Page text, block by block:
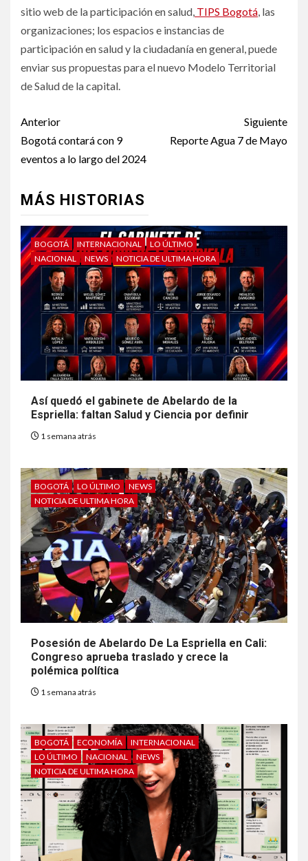
sitio web de la participación en salud, TIPS Bogotá, las
organizaciones; los espacios e instancias de
participación en salud y la ciudadanía en general, puede
enviar sus propuestas para el nuevo Modelo Territorial
de Salud de la capital.
Anterior
Bogotá contará con 9
eventos a lo largo del 2024
Siguiente
Reporte Agua 7 de Mayo
MÁS HISTORIAS
BOGOTÁ INTERNACIONAL
LO ÚLTIMO
NACIONAL
NEWS NOTICIA DE ULTIMA HORA
Así quedó el gabinete de Abelardo de la
Espriella: faltan Salud y Ciencia por definir
1 semana atrás
BOGOTÁ LO ÚLTIMO
NEWS
NOTICIA DE ULTIMA HORA
Posesión de Abelardo De La Espriella en Cali:
Congreso aprueba traslado y crece la
polémica política
1 semana atrás
BOGOTÁ ECONOMÍA
INTERNACIONAL
LO ÚLTIMO
NACIONAL
NEWS
NOTICIA DE ULTIMA HORA